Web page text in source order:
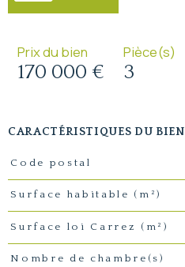
Prix du bien
170 000 €
Pièce(s)
3
CARACTÉRISTIQUES DU BIEN
Caractéristiques Valeurs
Code postal
Surface habitable (m²)
Surface loi Carrez (m²)
Nombre de chambre(s)